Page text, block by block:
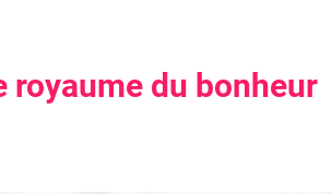
royaume du bonheur